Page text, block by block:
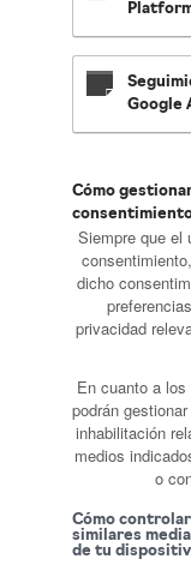
Google
Cómo
Siempre que el
dicho
privacidad
En cuanto a
podrán
inhabilitación
medios
o
Cómo
similares
de tu